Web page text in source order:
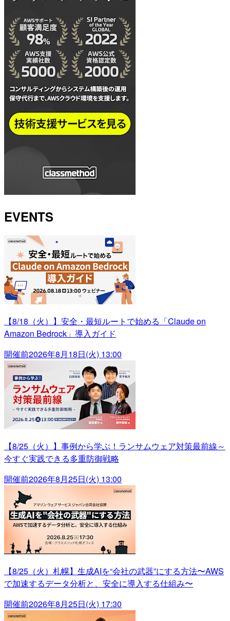
EVENTS
【8/18（火）】安全・最短ルートで始める「Claude on
Amazon Bedrock」導入ガイド
開催前2026年8月18日(火) 13:00
【8/25（火）】事例から学ぶ！ランサムウェア対策最前線～
今すぐ実践できる多重防御戦略
開催前2026年8月25日(火) 13:00
【8/25（火）札幌】生成AIを“会社の武器”にする方法〜AWS
で加速するデータ分析と、安全に導入する仕組み〜
開催前2026年8月25日(火) 17:30